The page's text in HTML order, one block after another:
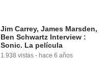
Jim Carrey, James Marsden,
Ben Schwartz Interview :
Sonic. La película
1.938 vistas - hace 6 años